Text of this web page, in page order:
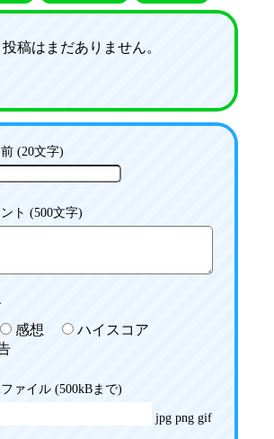
投稿はまだありません。
(20文字)
ト (500文字)
感想
ハイスコア
ァイル (500kBまで)
jpg png gif